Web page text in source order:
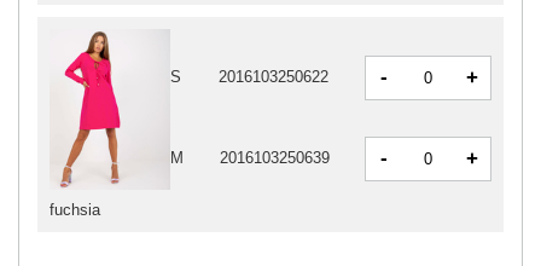
fuchsia
S 2016103250622 - +
M 2016103250639 - +